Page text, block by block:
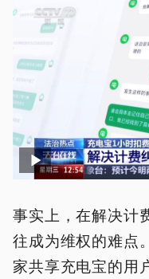
事实上，在解决计
往成为维权的难点
家共享充电宝的用